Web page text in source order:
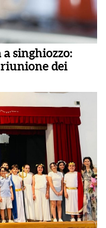
a singhiozzo:
riunione dei